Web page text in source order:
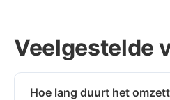
Veelgestelde
Hoe lang duurt het